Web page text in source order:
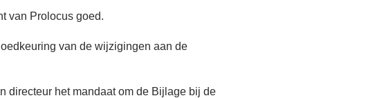
van Prolocus goed.
van de wijzigingen aan de
directeur het mandaat om de Bijlage bij de